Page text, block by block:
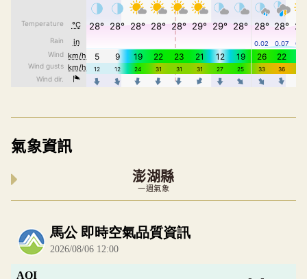
氣象資訊
澎湖縣
一週氣象
內嵌空氣品質小工具為視覺預覽，完整即時空